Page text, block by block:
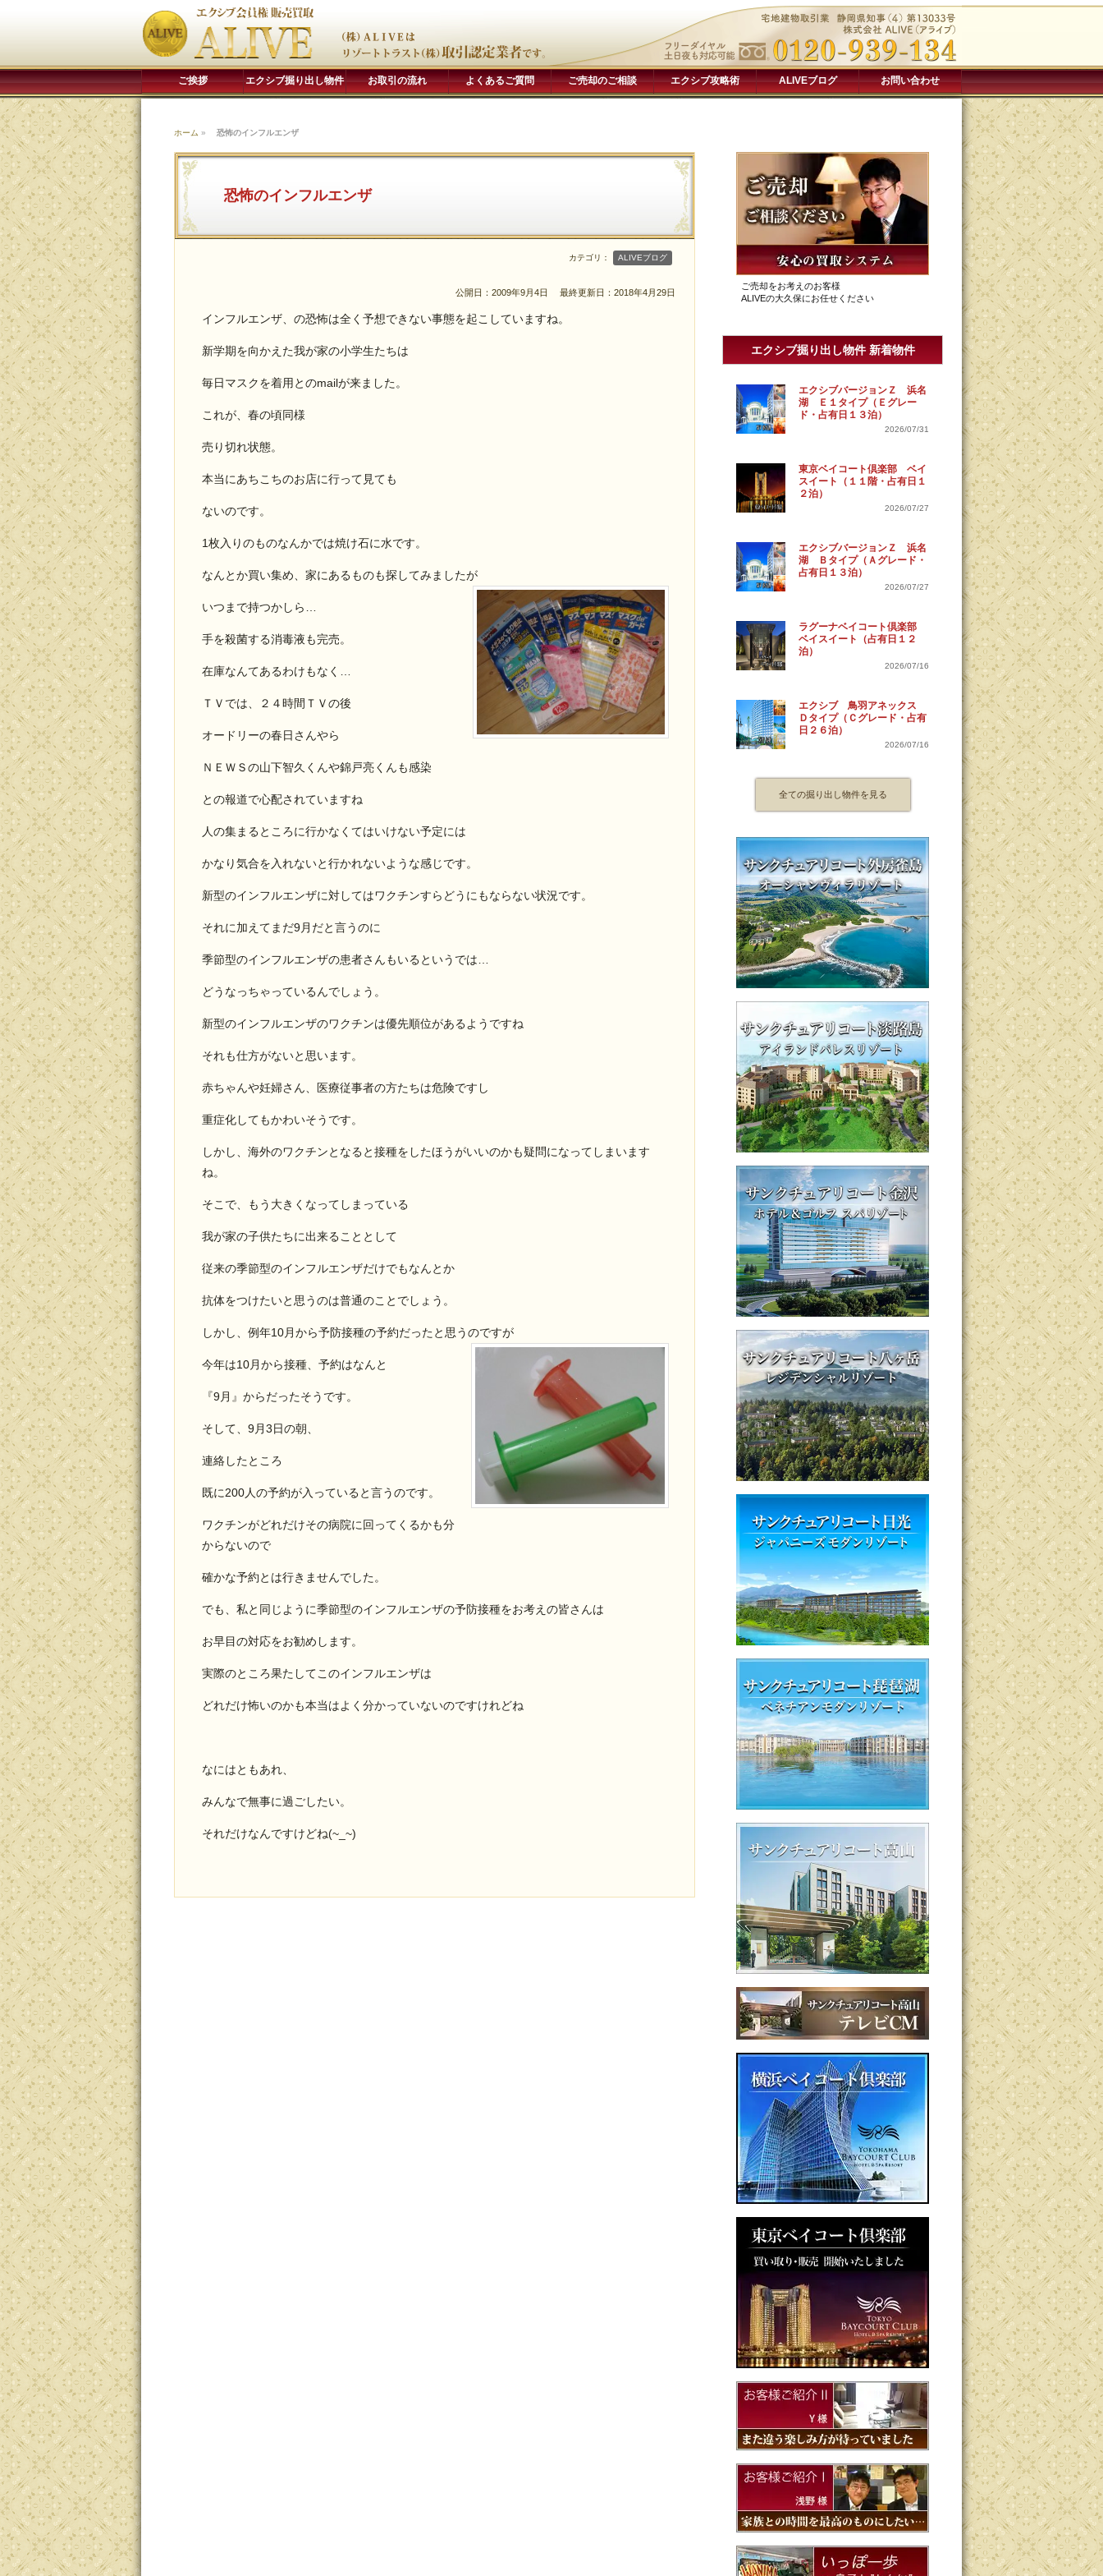
ご挨拶 エクシブ掘り出し物件 お取引の流れ よくあるご質問 ご売却のご相談 エクシブ攻略術 ALIVEブログ お問い合わせ
ホーム » 恐怖のインフルエンザ
恐怖のインフルエンザ
カテゴリ： ALIVEブログ
公開日：2009年9月4日 最終更新日：2018年4月29日
インフルエンザ、の恐怖は全く予想できない事態を起こしていますね。
新学期を向かえた我が家の小学生たちは
毎日マスクを着用とのmailが来ました。
これが、春の頃同様
売り切れ状態。
本当にあちこちのお店に行って見ても
ないのです。
1枚入りのものなんかでは焼け石に水です。
なんとか買い集め、家にあるものも探してみましたが
いつまで持つかしら…
手を殺菌する消毒液も完売。
在庫なんてあるわけもなく…
ＴＶでは、２４時間ＴＶの後
オードリーの春日さんやら
ＮＥＷＳの山下智久くんや錦戸亮くんも感染
との報道で心配されていますね
人の集まるところに行かなくてはいけない予定には
かなり気合を入れないと行かれないような感じです。
新型のインフルエンザに対してはワクチンすらどうにもならない状況です。
それに加えてまだ9月だと言うのに
季節型のインフルエンザの患者さんもいるというでは…
どうなっちゃっているんでしょう。
新型のインフルエンザのワクチンは優先順位があるようですね
それも仕方がないと思います。
赤ちゃんや妊婦さん、医療従事者の方たちは危険ですし
重症化してもかわいそうです。
しかし、海外のワクチンとなると接種をしたほうがいいのかも疑問になってしまいます
ね。
そこで、もう大きくなってしまっている
我が家の子供たちに出来ることとして
従来の季節型のインフルエンザだけでもなんとか
抗体をつけたいと思うのは普通のことでしょう。
しかし、例年10月から予防接種の予約だったと思うのですが
今年は10月から接種、予約はなんと
『9月』からだったそうです。
そして、9月3日の朝、
連絡したところ
既に200人の予約が入っていると言うのです。
ワクチンがどれだけその病院に回ってくるかも分
からないので
確かな予約とは行きませんでした。
でも、私と同じように季節型のインフルエンザの予防接種をお考えの皆さんは
お早目の対応をお勧めします。
実際のところ果たしてこのインフルエンザは
どれだけ怖いのかも本当はよく分かっていないのですけれどね
なにはともあれ、
みんなで無事に過ごしたい。
それだけなんですけどね(~_~)
ご売却をお考えのお客様
ALIVEの大久保にお任せください
エクシブ掘り出し物件 新着物件
エクシブバージョンＺ 浜名
湖 Ｅ１タイプ（Ｅグレー
ド・占有日１３泊）
2026/07/31
東京ベイコート倶楽部 ベイ
スイート（１１階・占有日１
２泊）
2026/07/27
エクシブバージョンＺ 浜名
湖 Ｂタイプ（Ａグレード・
占有日１３泊）
2026/07/27
ラグーナベイコート倶楽部
ベイスイート（占有日１２
泊）
2026/07/16
エクシブ 鳥羽アネックス
Ｄタイプ（Ｃグレード・占有
日２６泊）
2026/07/16
全ての掘り出し物件を見る